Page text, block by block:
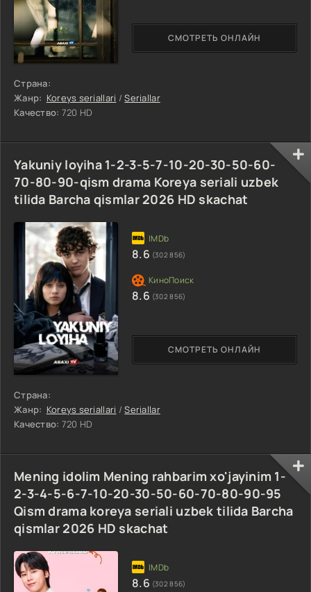
Страна:
Жанр: Koreys seriallari /Seriallar
Качество: 720 HD
СМОТРЕТЬ ОНЛАЙН
Yakuniy loyiha 1-2-3-5-7-10-20-30-50-60-
70-80-90-qism drama Koreya seriali uzbek
tilida Barcha qismlar 2026 HD skachat
Страна:
Жанр: Koreys seriallari /Seriallar
Качество: 720 HD
СМОТРЕТЬ ОНЛАЙН
8.6 (302 856)
8.6 (302 856)
Mening idolim Mening rahbarim xo'jayinim 1-
2-3-4-5-6-7-10-20-30-50-60-70-80-90-95
Qism drama koreya seriali uzbek tilida Barcha
qismlar 2026 HD skachat
8.6 (302 856)